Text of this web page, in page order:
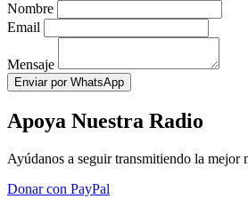
Nombre
Email
Mensaje
Enviar por WhatsApp
Apoya Nuestra Radio
Ayúdanos a seguir transmitiendo la mejor
Donar con PayPal